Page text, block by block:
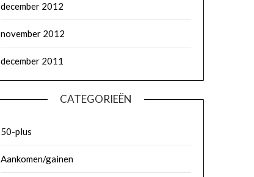
december 2012
november 2012
december 2011
CATEGORIEËN
50-plus
Aankomen/gainen